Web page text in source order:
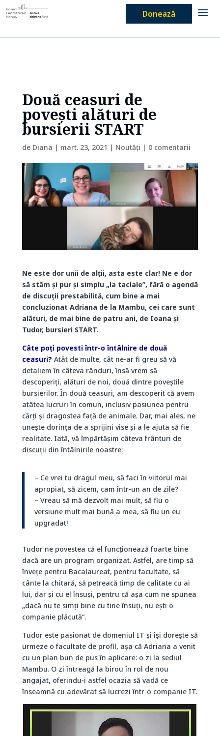
Donează
Două ceasuri de
povești alături de
bursierii START
de Diana | mart. 23, 2021 | Noutăți | 0 comentarii
Ne este dor unii de alții, asta este clar! Ne e dor
să stăm și pur și simplu „la taclale”, fără o agendă
de discuții prestabilită, cum bine a mai
concluzionat Adriana de la Mambu, cei care sunt
alături, de mai bine de patru ani, de Ioana și
Tudor, bursieri START.
Câte poți povesti într-o întâlnire de două
ceasuri? Atât de multe, cât ne-ar fi greu să vă
detaliem în câteva rânduri, însă vrem să
descoperiți, alături de noi, două dintre poveștile
bursierilor. În două ceasuri, am descoperit că avem
atâtea lucruri în comun, inclusiv pasiunea pentru
cărți și dragostea față de animale. Dar, mai ales, ne
unește dorința de a sprijini vise și a le ajuta să fie
realitate. Iată, vă împărtășim câteva frânturi de
discuții din întâlnirile noastre:
– Ce vrei tu dragul meu, să faci în viitorul mai
apropiat, să zicem, cam într-un an de zile?
– Vreau să mă dezvolt mai mult, să fiu o
versiune mult mai bună a mea, să fiu un eu
upgradat!
Tudor ne povestea că el funcționează foarte bine
dacă are un program organizat. Astfel, are timp să
învețe pentru Bacalaureat, pentru facultate, să
cânte la chitară, să petreacă timp de calitate cu ai
lui, dar și cu el însuși, pentru că așa cum ne spunea
„dacă nu te simți bine cu tine însuți, nu ești o
companie plăcută”.
Tudor este pasionat de domeniul IT și își dorește să
urmeze o facultate de profil, așa că Adriana a venit
cu un plan bun de pus în aplicare: o zi la sediul
Mambu. O zi întreagă la birou în rol de nou
angajat, oferindu-i astfel ocazia să vadă ce
înseamnă cu adevărat să lucrezi într-o companie IT.